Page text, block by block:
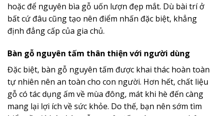
hoặc để nguyên bìa gỗ uốn lượn đẹp mắt. Dù bài trí ở
bất cứ đâu cũng tạo nên điểm nhấn đặc biệt, khẳng
định đẳng cấp của gia chủ.
Bàn gỗ nguyên tấm thân thiện với người dùng
Đặc biệt, bàn gỗ nguyên tấm được khai thác hoàn toàn
tự nhiên nên an toàn cho con người. Hơn hết, chất liệu
gỗ có tác dụng ấm về mùa đông, mát khi hè đến càng
mang lại lợi ích về sức khỏe. Do thế, bạn nên sớm tìm